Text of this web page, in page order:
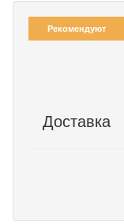
Рекомендуют
Доставка